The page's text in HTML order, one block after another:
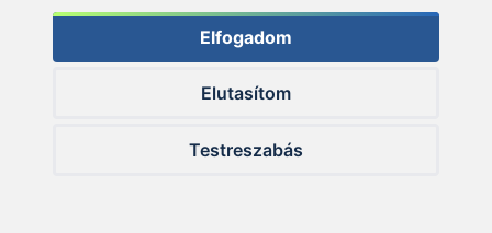
Elfogadom
Elutasítom
Testreszabás